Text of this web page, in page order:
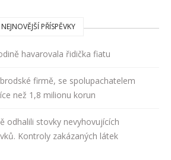
NEJNOVĚJŠÍ PŘÍSPĚVKY
havarovala řidička fiatu
firmě, se spolupachatelem
než 1,8 milionu korun
odhalili stovky nevyhovujících
Kontroly zakázaných látek